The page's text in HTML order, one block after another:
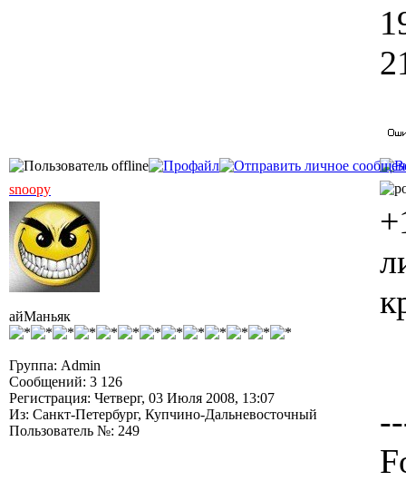
snoopy
айМаньяк
Группа: Admin
Сообщений: 3 126
Регистрация: Четверг, 03 Июля 2008, 13:07
Из: Санкт-Петербург, Купчино-Дальневосточный
Пользователь №: 249